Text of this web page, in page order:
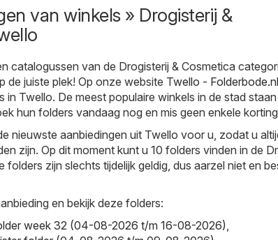
van winkels » Drogisterij &
catalogussen van de Drogisterij & Cosmetica
de juiste plek! Op onze website Twello - Folderbode.nl
in Twello. De meest populaire winkels in de stad
hun folders vandaag nog en mis geen enkele
nieuwste aanbiedingen uit Twello voor u, zodat u
zijn. Op dit moment kunt u 10 folders vinden in de
folders zijn slechts tijdelijk geldig, dus aarzel niet en
en bekijk deze folders:
week 32 (04-08-2026 t/m 16-08-2026),